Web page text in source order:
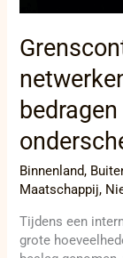
Binnenland,
Maatschappij,
Tijdens een
grote